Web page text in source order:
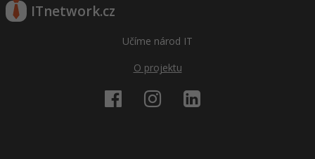
ITnetwork.cz
Učíme národ IT
O projektu